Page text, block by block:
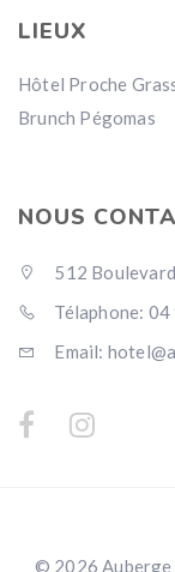
LIEUX
Hôtel Proche
Brunch Pégomas
NOUS
512
Télaphone:
Email:
© 2026 Auberge